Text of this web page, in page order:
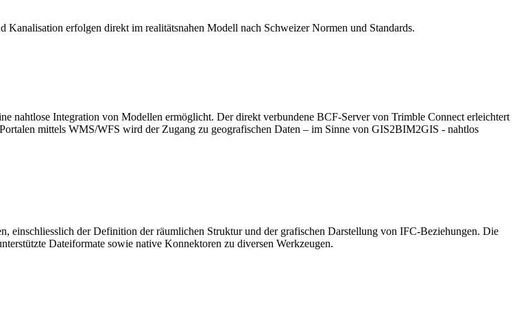
erfolgen direkt im realitätsnahen Modell nach Schweizer Normen und Standards.
nahtlose Integration von Modellen ermöglicht. Der direkt verbundene BCF-Server von Trimble Connect erleichtert
mittels WMS/WFS wird der Zugang zu geografischen Daten – im Sinne von GIS2BIM2GIS - nahtlos
einschliesslich der Definition der räumlichen Struktur und der grafischen Darstellung von IFC-Beziehungen. Die
Dateiformate sowie native Konnektoren zu diversen Werkzeugen.